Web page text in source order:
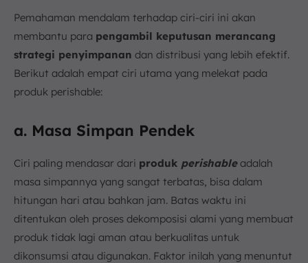
Pemahaman mendalam terhadap ciri-ciri ini akan
membantu para pengambil keputusan merancang
strategi penyimpanan dan distribusi yang lebih efektif.
Berikut adalah empat ciri utama yang melekat pada
produk perishable:
a. Masa Simpan Pendek
Ciri paling mendasar dari produk perishableadalah
masa simpannya yang sangat terbatas, bisa dalam
hitungan hari atau bahkan jam. Batas waktu ini
ditentukan oleh proses dekomposisi alami yang membuat
produk tidak lagi aman atau berkualitas untuk
dikonsumsi atau digunakan. Faktor inilah yang menuntut